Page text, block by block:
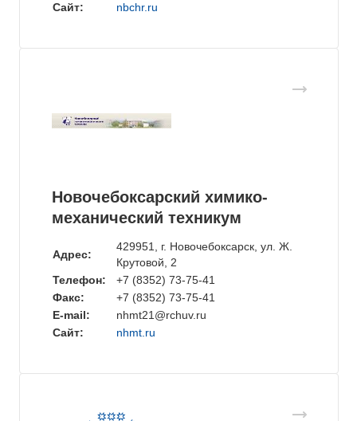
Сайт:
nbchr.ru
Новочебоксарский химико-
механический техникум
Адрес:
429951, г. Новочебоксарск, ул. Ж.
Крутовой, 2
Телефон:
+7 (8352) 73-75-41
Факс:
+7 (8352) 73-75-41
E-mail:
nhmt21@rchuv.ru
Сайт:
nhmt.ru